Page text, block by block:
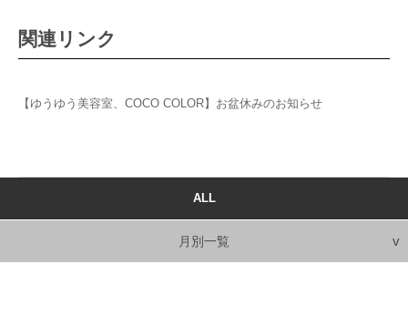
関連リンク
【ゆうゆう美容室、COCO COLOR】お盆休みのお知らせ
ALL
月別一覧